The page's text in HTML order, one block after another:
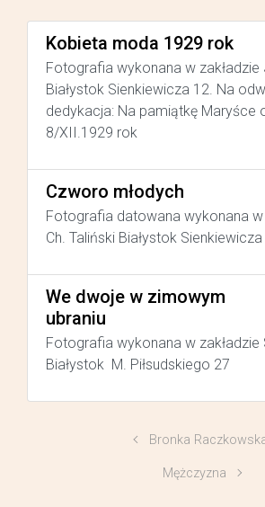
Kobieta moda 1929 rok
Fotografia wykonana w zakładzie
Białystok Sienkiewicza 12. Na
dedykacja: Na pamiątkę Maryśce
8/XII.1929 rok
Czworo młodych
Fotografia datowana wykonana w
Ch. Taliński Białystok
We dwoje w zimowym
ubraniu
Fotografia wykonana w zakładzie
Białystok M. Piłsudskiego 27
Bronka
Mężczyzna